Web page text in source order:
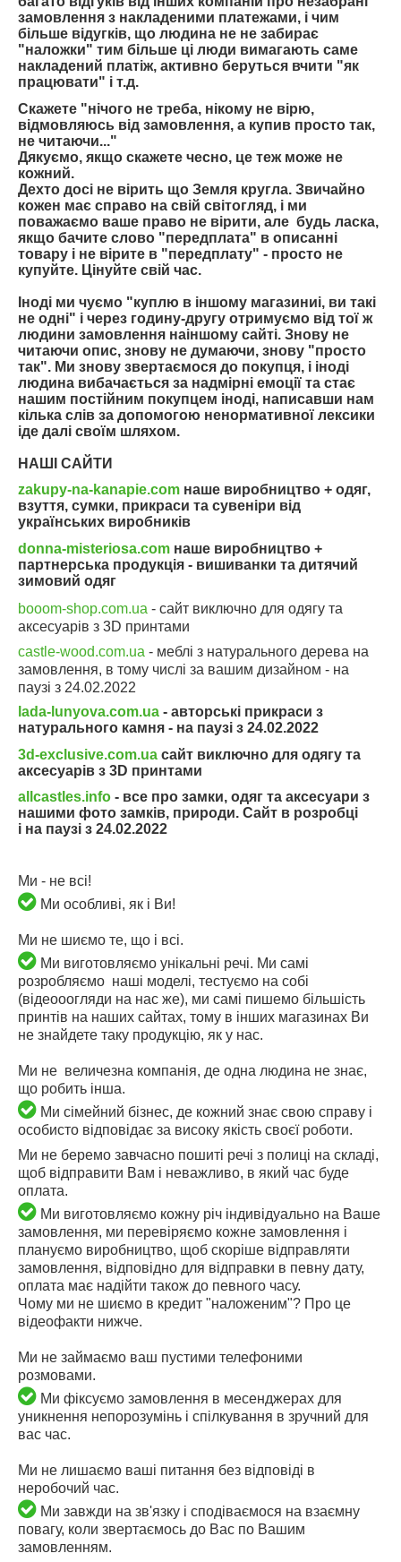
замовлення з накладеними платежами, і чим
більше відугків, що людина не не забирає
"наложки" тим більше ці люди вимагають саме
накладений платіж, активно беруться вчити "як
працювати" і т.д.
Скажете "нічого не треба, нікому не вірю,
відмовляюсь від замовлення, а купив просто так,
не читаючи..."
Дякуємо, якщо скажете чесно, це теж може не
кожний.
Дехто досі не вірить що Земля кругла. Звичайно
кожен має справо на свій світогляд, і ми
поважаємо ваше право не вірити, але будь ласка,
якщо бачите слово "передплата" в описанні
товару і не вірите в "передплату" - просто не
купуйте. Цінуйте свій час.
Іноді ми чуємо "куплю в іншому магазиниі, ви такі
не одні" і через годину-другу отримуємо від тої ж
людини замовлення наіншому сайті. Знову не
читаючи опис, знову не думаючи, знову "просто
так". Ми знову звертаємося до покупця, і іноді
людина вибачається за надмірні емоції та стає
нашим постійним покупцем іноді, написавши нам
кілька слів за допомогою ненормативної лексики
іде далі своїм шляхом.
НАШІ САЙТИ
zakupy-na-kanapie.com наше виробництво + одяг,
взуття, сумки, прикраси та сувеніри від
українських виробників
donna-misteriosa.com наше виробництво +
партнерська продукція - вишиванки та дитячий
зимовий одяг
booom-shop.com.ua - сайт виключно для одягу та
аксесуарів з 3D принтами
castle-wood.com.ua - меблі з натурального дерева на
замовлення, в тому числі за вашим дизайном - на
паузі з 24.02.2022
lada-lunyova.com.ua - авторські прикраси з
натурального камня - на паузі з 24.02.2022
3d-exclusive.com.ua сайт виключно для одягу та
аксесуарів з 3D принтами
allcastles.info - все про замки, одяг та аксесуари з
нашими фото замків, природи. Сайт в розробці
і на паузі з 24.02.2022
Ми - не всі!
Ми особливі, як і Ви!
Ми не шиємо те, що і всі.
Ми виготовляємо унікальні речі. Ми самі
розробляємо наші моделі, тестуємо на собі
(відеооогляди на нас же), ми самі пишемо більшість
принтів на наших сайтах, тому в інших магазинах Ви
не знайдете таку продукцію, як у нас.
Ми не величезна компанія, де одна людина не знає,
що робить інша.
Ми сімейний бізнес, де кожний знає свою справу і
особисто відповідає за високу якість своєї роботи.
Ми не беремо завчасно пошиті речі з полиці на складі,
щоб відправити Вам і неважливо, в який час буде
оплата.
Ми виготовляємо кожну річ індивідуально на Ваше
замовлення, ми перевіряємо кожне замовлення і
плануємо виробництво, щоб скоріше відправляти
замовлення, відповідно для відправки в певну дату,
оплата має надійти також до певного часу.
Чому ми не шиємо в кредит "наложеним"? Про це
відеофакти нижче.
Ми не займаємо ваш пустими телефоними
розмовами.
Ми фіксуємо замовлення в месенджерах для
уникнення непорозумінь і спілкування в зручний для
вас час.
Ми не лишаємо ваші питання без відповіді в
неробочий час.
Ми завжди на зв'язку і сподіваємося на взаємну
повагу, коли звертаємось до Вас по Вашим
замовленням.